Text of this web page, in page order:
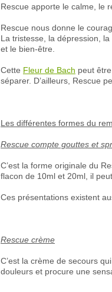
Rescue apporte le calme, le
Rescue nous donne le
La tristesse, la dépression,
et le bien-être.
Cette Fleur de Bach peut
séparer. D’ailleurs, Rescue
Les différentes formes du
Rescue compte gouttes et
C’est la forme originale du
flacon de 10ml et 20ml, il
Ces présentations existent
Rescue crème
C’est la crème de secours
douleurs et procure une